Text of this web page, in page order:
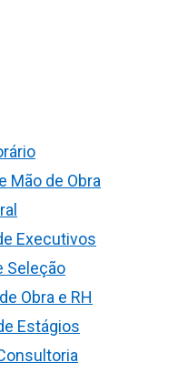
Mão de Obra
Executivos
Seleção
Obra e RH
Estágios